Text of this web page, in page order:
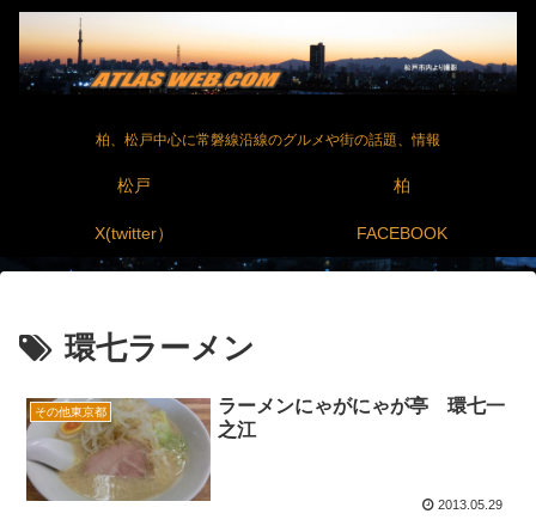
柏、松戸中心に常磐線沿線のグルメや街の話題、情報
松戸 柏
X(twitter） FACEBOOK
環七ラーメン
その他東京都
ラーメンにゃがにゃが亭 環七一
之江
2013.05.29